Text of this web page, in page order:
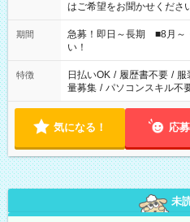
はご希望をお聞かせください！ ＜その他シフト例＞ 9
17：00 11：00～20：00
す！
期間
急募！即日～長期 ■8月～
い！
特徴 日払いOK / 履歴書不要 / 服
量募集 / パソコンスキル不
気になる！ 応
未